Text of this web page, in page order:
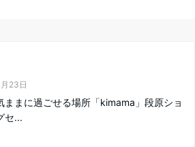
23日
ままに過ごせる場所「kimama」段原ショ
セ...